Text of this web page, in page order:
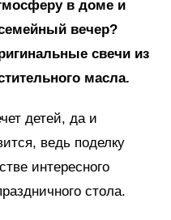
в доме и
вечер?
свечи из
масла.
детей, да и
ведь поделку
интересного
стола.